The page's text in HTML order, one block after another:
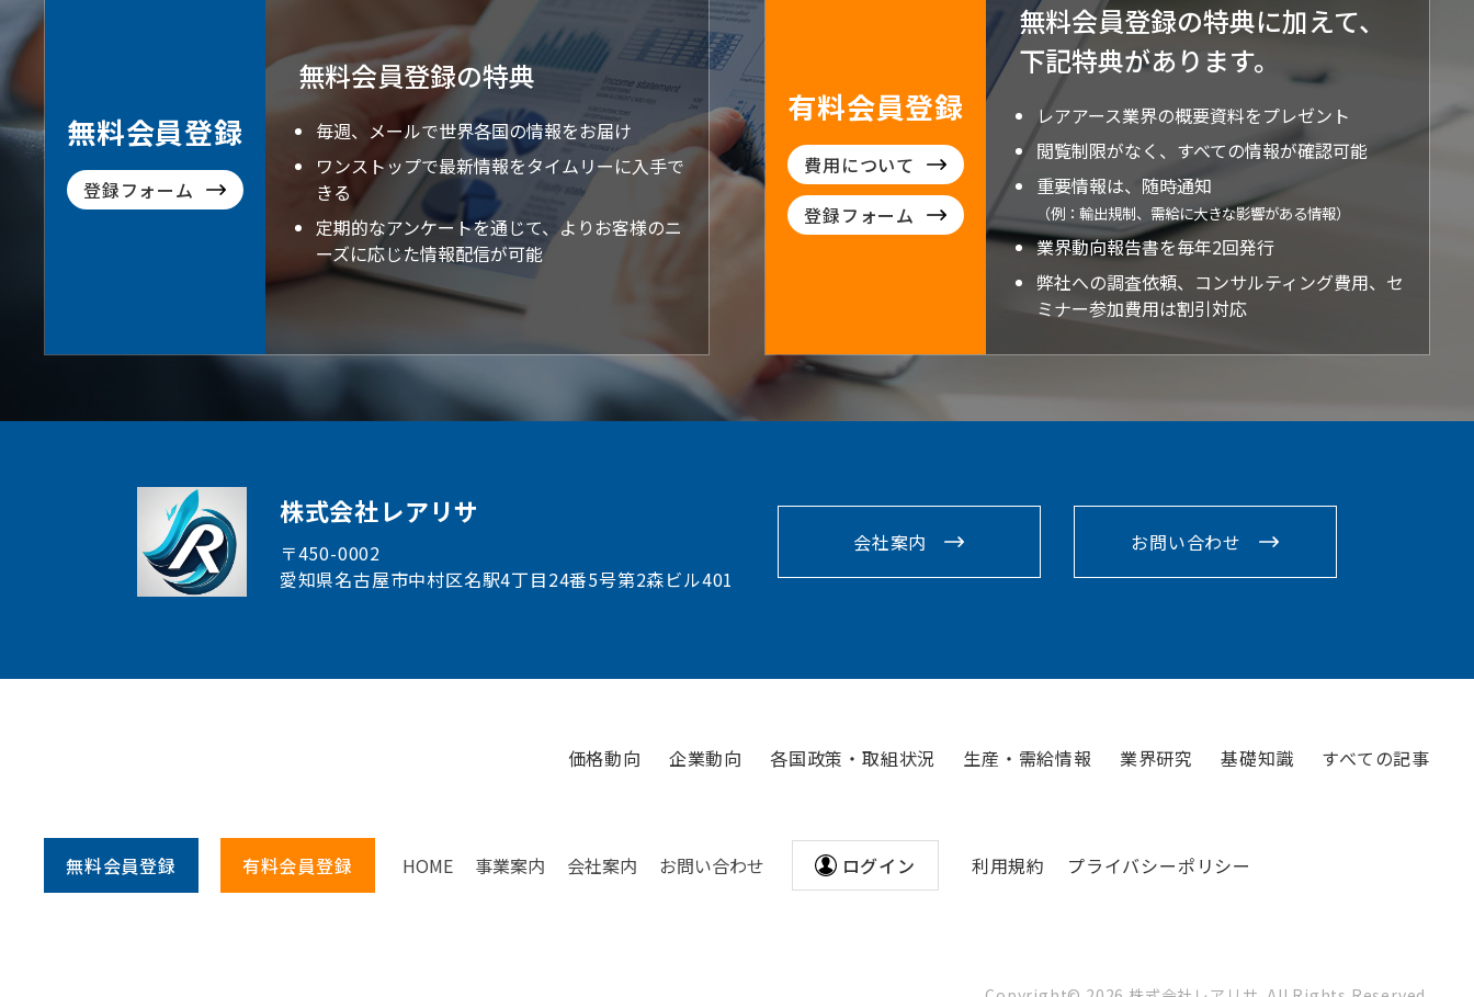
無料会員登録
登録フォーム
無料会員登録の特典
毎週、メールで世界各国の情報をお届け
ワンストップで最新情報をタイムリーに入手で
きる
定期的なアンケートを通じて、よりお客様のニ
ーズに応じた情報配信が可能
有料会員登録
費用について
登録フォーム
無料会員登録の特典に加えて、
下記特典があります。
レアアース業界の概要資料をプレゼント
閲覧制限がなく、すべての情報が確認可能
重要情報は、随時通知
（例：輸出規制、需給に大きな影響がある情報）
業界動向報告書を毎年2回発行
弊社への調査依頼、コンサルティング費用、セ
ミナー参加費用は割引対応
株式会社レアリサ
〒450-0002
愛知県名古屋市中村区名駅4丁目24番5号第2森ビル401
会社案内 お問い合わせ
価格動向 企業動向 各国政策・取組状況 生産・需給情報 業界研究 基礎知識 すべての記事
無料会員登録 有料会員登録 HOME 事業案内 会社案内 お問い合わせ ログイン 利用規約 プライバシーポリシー